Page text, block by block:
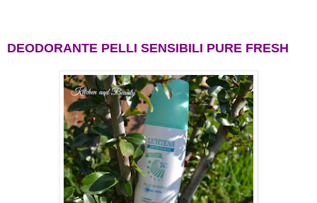
DEODORANTE PELLI SENSIBILI PURE FRESH